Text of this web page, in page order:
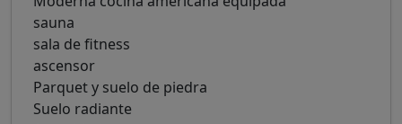
sauna
sala de fitness
ascensor
Parquet y suelo de piedra
Suelo radiante